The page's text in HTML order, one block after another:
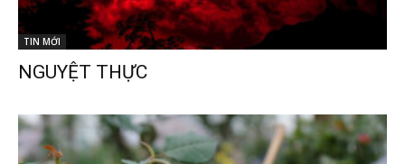
TIN MỚI
NGUYỆT THỰC